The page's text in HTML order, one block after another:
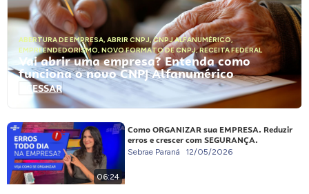
ABERTURA DE EMPRESA, ABRIR CNPJ,CNPJ ALFANUMÉRICO,
EMPREENDEDORISMO, NOVO FORMATO DE CNPJ,RECEITA FEDERAL
Vai abrir uma empresa? Entenda como
funciona o novo CNPJ Alfanumérico
ACESSAR
06:24
Como ORGANIZAR sua EMPRESA. Reduzir
erros e crescer com SEGURANÇA.
Sebrae Paraná 12/05/2026